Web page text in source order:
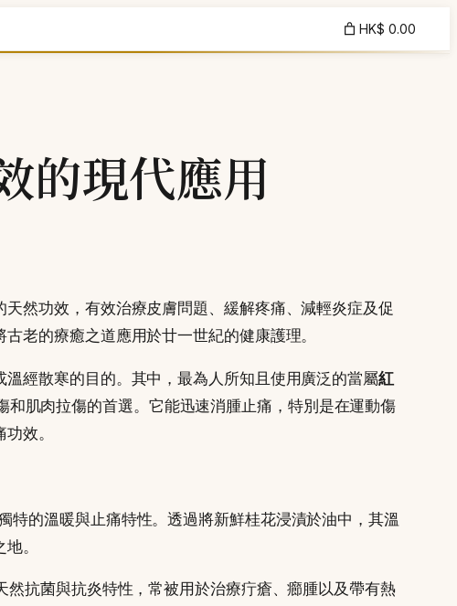
HK$ 0.00
的現代應用
然功效，有效治療皮膚問題、緩解疼痛、減輕炎症及促
老的療癒之道應用於廿一世紀的健康護理。
經散寒的目的。其中，最為人所知且使用廣泛的當屬紅
肌肉拉傷的首選。它能迅速消腫止痛，特別是在運動傷
效。
特的溫暖與止痛特性。透過將新鮮桂花浸漬於油中，其溫
。
抗菌與抗炎特性，常被用於治療疔瘡、癤腫以及帶有熱